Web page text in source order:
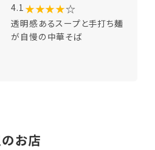
4.1 ★★★★☆
透明感あるスープと手打ち麺
が自慢の中華そば
お店